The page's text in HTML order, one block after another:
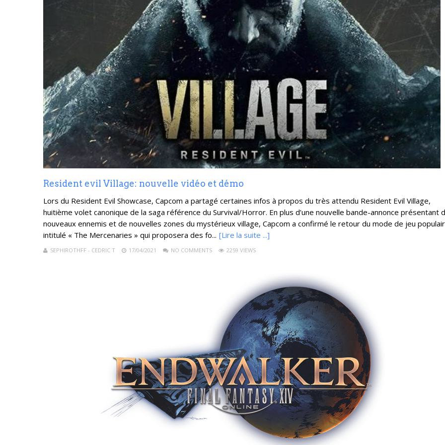
Resident evil Village: nouvelle vidéo et démo
Lors du Resident Evil Showcase, Capcom a partagé certaines infos à propos du très attendu Resident Evil Village,
huitième volet canonique de la saga référence du Survival/Horror. En plus d’une nouvelle bande-annonce présentant
nouveaux ennemis et de nouvelles zones du mystérieux village, Capcom a confirmé le retour du mode de jeu
intitulé « The Mercenaries » qui proposera des fo... [Lire la suite ...]
SEPHIROTHFF - CEDRIC T 17/04/2021 NO COMMENTS 2259 VIEWS